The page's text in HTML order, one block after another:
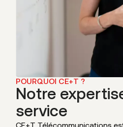
POURQUOI CE+T ?
Notre
service
CE+T Télécommunications